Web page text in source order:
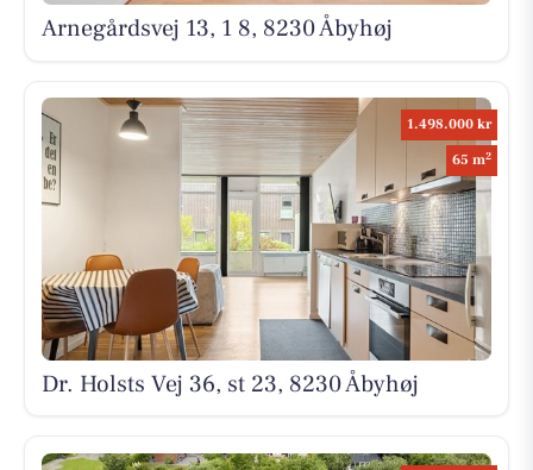
Arnegårdsvej 13, 1 8, 8230 Åbyhøj
1.498.000 kr
65 m2
Dr. Holsts Vej 36, st 23, 8230 Åbyhøj